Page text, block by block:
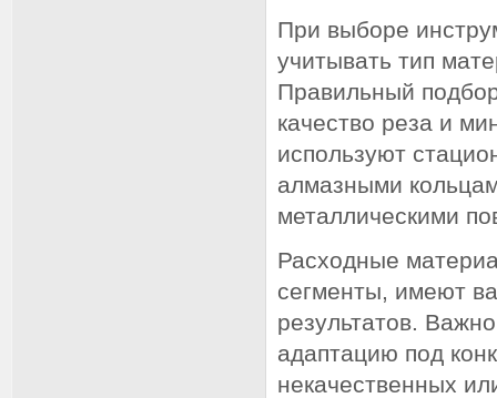
При выборе
учитывать тип
Правильный
качество реза и
используют
алмазными
металлическими
Расходные
сегменты, имеют
результатов.
адаптацию под
некачественных